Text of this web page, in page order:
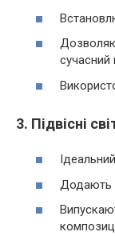
сучасний
3. Підвісні
Додають